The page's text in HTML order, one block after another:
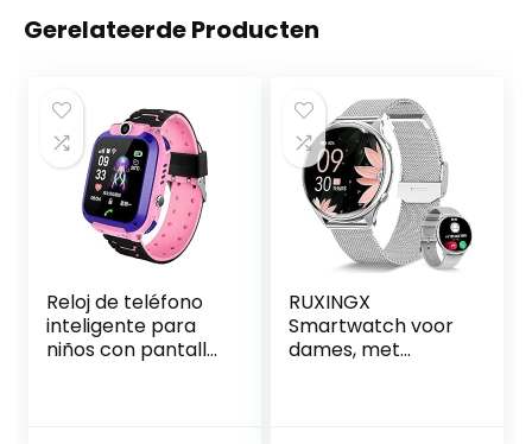
Gerelateerde Producten
Reloj de teléfono
inteligente para
niños con pantalla
RUXINGX
Smartwatch voor
dames, met